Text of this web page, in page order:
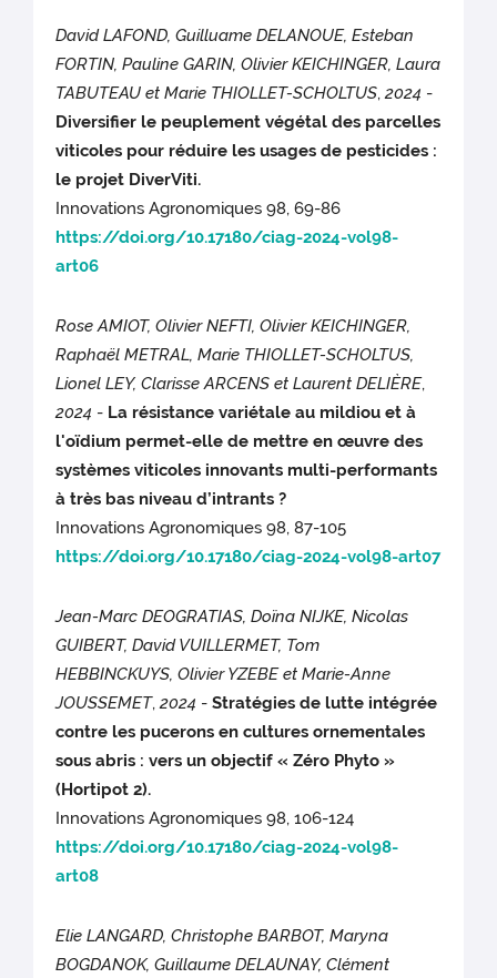
David LAFOND, Guilluame DELANOUE, Esteban
FORTIN, Pauline GARIN, Olivier KEICHINGER, Laura
TABUTEAU et Marie THIOLLET-SCHOLTUS,2024 -
Diversifier le peuplement végétal des parcelles
viticoles pour réduire les usages de pesticides :
le projet DiverViti.
Innovations Agronomiques 98, 69-86
https://doi.org/10.17180/ciag-2024-vol98-
art06
Rose AMIOT, Olivier NEFTI, Olivier KEICHINGER,
Raphaël METRAL, Marie THIOLLET-SCHOLTUS,
Lionel LEY, Clarisse ARCENS et Laurent DELIÈRE,
2024 - La résistance variétale au mildiou et à
l'oïdium permet-elle de mettre en œuvre des
systèmes viticoles innovants multi-performants
à très bas niveau d’intrants ?
Innovations Agronomiques 98, 87-105
https://doi.org/10.17180/ciag-2024-vol98-art07
Jean-Marc DEOGRATIAS, Doïna NIJKE, Nicolas
GUIBERT, David VUILLERMET, Tom
HEBBINCKUYS, Olivier YZEBE et Marie-Anne
JOUSSEMET,2024 -Stratégies de lutte intégrée
contre les pucerons en cultures ornementales
sous abris : vers un objectif « Zéro Phyto »
(Hortipot 2).
Innovations Agronomiques 98, 106-124
https://doi.org/10.17180/ciag-2024-vol98-
art08
Elie LANGARD, Christophe BARBOT, Maryna
BOGDANOK, Guillaume DELAUNAY, Clément